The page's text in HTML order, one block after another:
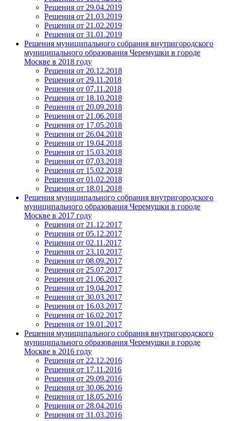
Решения от 29.04.2019
Решения от 21.03.2019
Решения от 21.02.2019
Решения от 31.01.2019
Решения муниципального собрания внутригородского
муниципального образования Черемушки в городе
Москве в 2018 году
Решения от 20.12.2018
Решения от 29.11.2018
Решения от 07.11.2018
Решения от 18.10.2018
Решения от 20.09.2018
Решения от 21.06.2018
Решения от 17.05.2018
Решения от 26.04.2018
Решения от 19.04.2018
Решения от 15.03.2018
Решения от 07.03.2018
Решения от 15.02.2018
Решения от 01.02.2018
Решения от 18.01.2018
Решения муниципального собрания внутригородского
муниципального образования Черемушки в городе
Москве в 2017 году
Решения от 21.12.2017
Решения от 05.12.2017
Решения от 02.11.2017
Решения от 23.10.2017
Решения от 08.09.2017
Решения от 25.07.2017
Решения от 21.06.2017
Решения от 19.04.2017
Решения от 30.03.2017
Решения от 16.03.2017
Решения от 16.02.2017
Решения от 19.01.2017
Решения муниципального собрания внутригородского
муниципального образования Черемушки в городе
Москве в 2016 году
Решения от 22.12.2016
Решения от 17.11.2016
Решения от 29.09.2016
Решения от 30.06.2016
Решения от 18.05.2016
Решения от 28.04.2016
Решения от 31.03.2016